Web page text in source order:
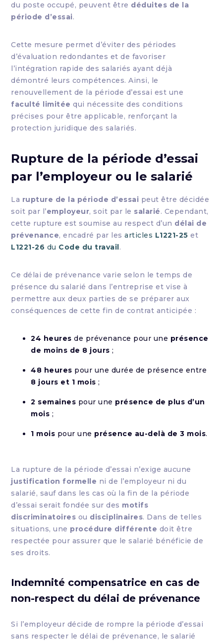
du poste occupé, peuvent être déduites de la
période d’essai.
Cette mesure permet d’éviter des périodes
d’évaluation redondantes et de favoriser
l’intégration rapide des salariés ayant déjà
démontré leurs compétences. Ainsi, le
renouvellement de la période d’essai est une
faculté limitée qui nécessite des conditions
précises pour être applicable, renforçant la
protection juridique des salariés.
Rupture de la période d’essai
par l’employeur ou le salarié
La rupture de la période d’essai peut être décidée
soit par l’employeur, soit par le salarié. Cependant,
cette rupture est soumise au respect d’un délai de
prévenance, encadré par lesarticles L1221-25 et
L1221-26 du Code du travail.
Ce délai de prévenance varie selon le temps de
présence du salarié dans l’entreprise et vise à
permettre aux deux parties de se préparer aux
conséquences de cette fin de contrat anticipée :
24 heures de prévenance pour une présence
de moins de 8 jours ;
48 heures pour une durée de présence entre
8 jours et 1 mois ;
2 semaines pour une présence de plus d’un
mois ;
1 mois pour une présence au-delà de 3 mois.
La rupture de la période d’essai n’exige aucune
justification formelle ni de l’employeur ni du
salarié, sauf dans les cas où la fin de la période
d’essai serait fondée sur des motifs
discriminatoires ou disciplinaires. Dans de telles
situations, une procédure différente doit être
respectée pour assurer que le salarié bénéficie de
ses droits.
Indemnité compensatrice en cas de
non-respect du délai de prévenance
Si l’employeur décide de rompre la période d’essai
sans respecter le délai de prévenance, le salarié